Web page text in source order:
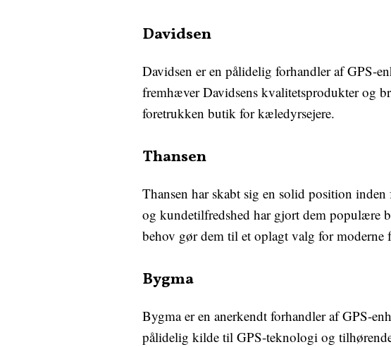
Davidsen
Davidsen er en pålidelig forhandler af GPS-
fremhæver Davidsens kvalitetsprodukter og
foretrukken butik for kæledyrsejere.
Thansen
Thansen har skabt sig en solid position
og kundetilfredshed har gjort dem populære
behov gør dem til et oplagt valg for moderne
Bygma
Bygma er en anerkendt forhandler af GPS-
pålidelig kilde til GPS-teknologi og